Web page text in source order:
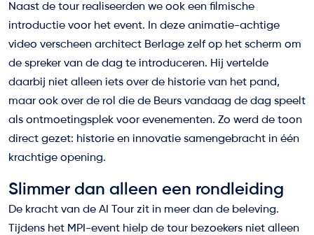
Naast de tour realiseerden we ook een filmische
introductie voor het event. In deze animatie-achtige
video verscheen architect Berlage zelf op het scherm om
de spreker van de dag te introduceren. Hij vertelde
daarbij niet alleen iets over de historie van het pand,
maar ook over de rol die de Beurs vandaag de dag speelt
als ontmoetingsplek voor evenementen. Zo werd de toon
direct gezet: historie en innovatie samengebracht in één
krachtige opening.
Slimmer dan alleen een rondleiding
De kracht van de AI Tour zit in meer dan de beleving.
Tijdens het MPI-event hielp de tour bezoekers niet alleen